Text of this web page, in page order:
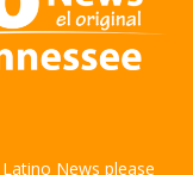
News please